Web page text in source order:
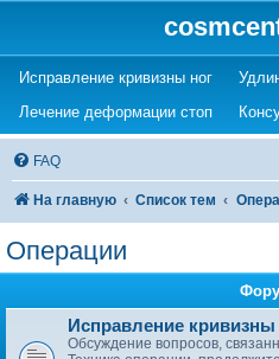
Исправление кривизны ног(Opens a
Лечение деформации стоп(Opens a
FAQ
На главную Список тем
Операции
Исправление кривизны
Обсуждение вопросов,